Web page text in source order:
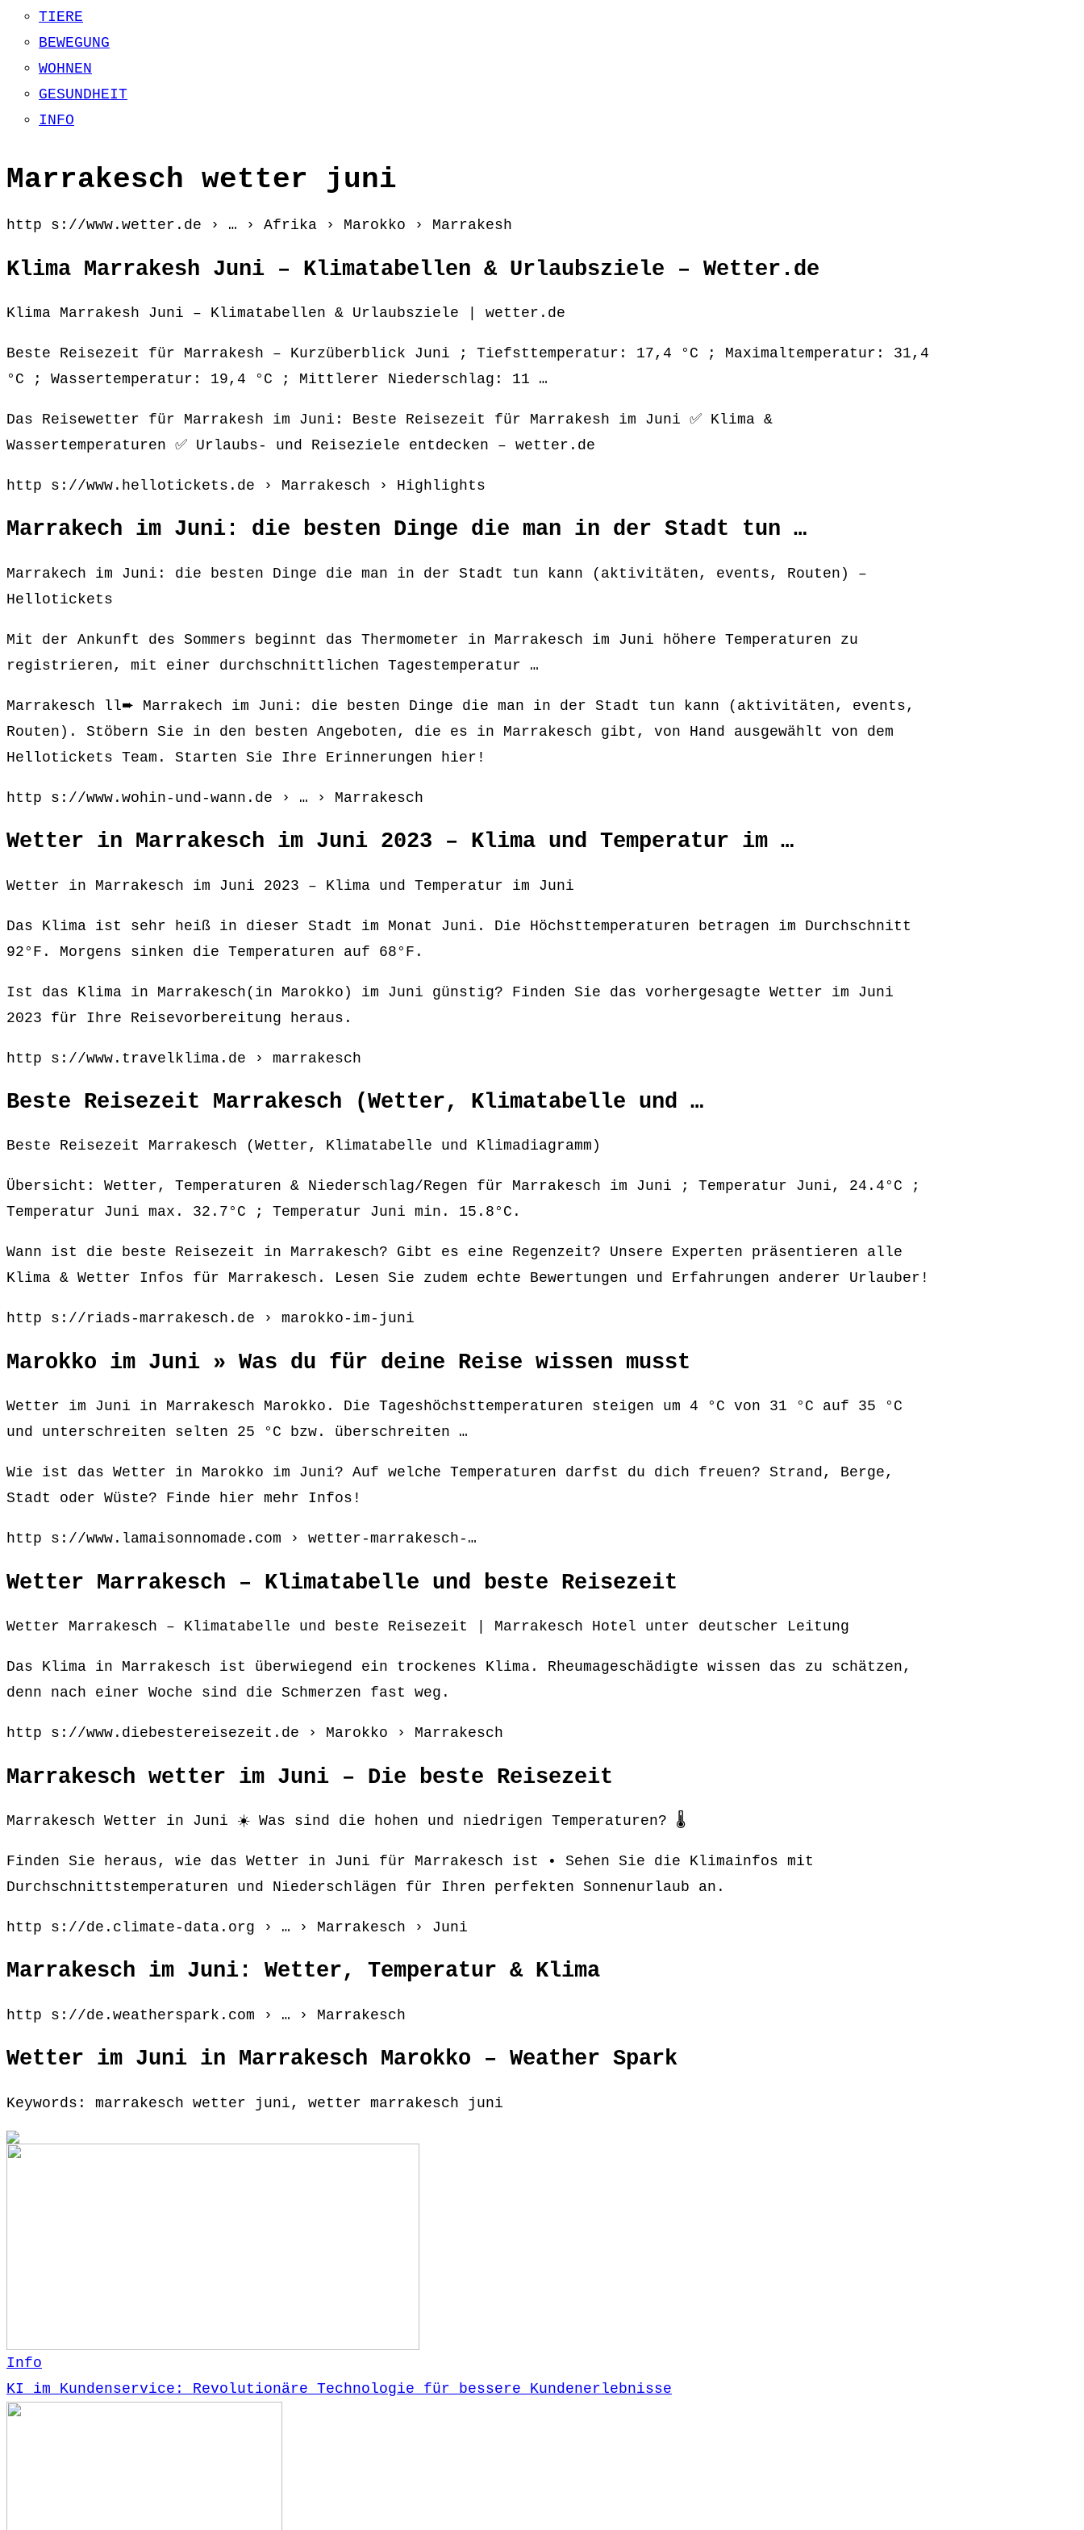
TIERE
BEWEGUNG
WOHNEN
GESUNDHEIT
INFO
Marrakesch wetter juni
http s://www.wetter.de › … › Afrika › Marokko › Marrakesh
Klima Marrakesh Juni – Klimatabellen & Urlaubsziele – Wetter.de
Klima Marrakesh Juni – Klimatabellen & Urlaubsziele | wetter.de
Beste Reisezeit für Marrakesh – Kurzüberblick Juni ; Tiefsttemperatur: 17,4 °C ; Maximaltemperatur: 31,4
°C ; Wassertemperatur: 19,4 °C ; Mittlerer Niederschlag: 11 …
Das Reisewetter für Marrakesh im Juni: Beste Reisezeit für Marrakesh im Juni ✅ Klima &
Wassertemperaturen ✅ Urlaubs- und Reiseziele entdecken – wetter.de
http s://www.hellotickets.de › Marrakesch › Highlights
Marrakech im Juni: die besten Dinge die man in der Stadt tun …
Marrakech im Juni: die besten Dinge die man in der Stadt tun kann (aktivitäten, events, Routen) –
Hellotickets
Mit der Ankunft des Sommers beginnt das Thermometer in Marrakesch im Juni höhere Temperaturen zu
registrieren, mit einer durchschnittlichen Tagestemperatur …
Marrakesch ll➨ Marrakech im Juni: die besten Dinge die man in der Stadt tun kann (aktivitäten, events,
Routen). Stöbern Sie in den besten Angeboten, die es in Marrakesch gibt, von Hand ausgewählt von dem
Hellotickets Team. Starten Sie Ihre Erinnerungen hier!
http s://www.wohin-und-wann.de › … › Marrakesch
Wetter in Marrakesch im Juni 2023 – Klima und Temperatur im …
Wetter in Marrakesch im Juni 2023 – Klima und Temperatur im Juni
Das Klima ist sehr heiß in dieser Stadt im Monat Juni. Die Höchsttemperaturen betragen im Durchschnitt
92°F. Morgens sinken die Temperaturen auf 68°F.
Ist das Klima in Marrakesch(in Marokko) im Juni günstig? Finden Sie das vorhergesagte Wetter im Juni
2023 für Ihre Reisevorbereitung heraus.
http s://www.travelklima.de › marrakesch
Beste Reisezeit Marrakesch (Wetter, Klimatabelle und …
Beste Reisezeit Marrakesch (Wetter, Klimatabelle und Klimadiagramm)
Übersicht: Wetter, Temperaturen & Niederschlag/Regen für Marrakesch im Juni ; Temperatur Juni, 24.4°C ;
Temperatur Juni max. 32.7°C ; Temperatur Juni min. 15.8°C.
Wann ist die beste Reisezeit in Marrakesch? Gibt es eine Regenzeit? Unsere Experten präsentieren alle
Klima & Wetter Infos für Marrakesch. Lesen Sie zudem echte Bewertungen und Erfahrungen anderer Urlauber!
http s://riads-marrakesch.de › marokko-im-juni
Marokko im Juni » Was du für deine Reise wissen musst
Wetter im Juni in Marrakesch Marokko. Die Tageshöchsttemperaturen steigen um 4 °C von 31 °C auf 35 °C
und unterschreiten selten 25 °C bzw. überschreiten …
Wie ist das Wetter in Marokko im Juni? Auf welche Temperaturen darfst du dich freuen? Strand, Berge,
Stadt oder Wüste? Finde hier mehr Infos!
http s://www.lamaisonnomade.com › wetter-marrakesch-…
Wetter Marrakesch – Klimatabelle und beste Reisezeit
Wetter Marrakesch – Klimatabelle und beste Reisezeit | Marrakesch Hotel unter deutscher Leitung
Das Klima in Marrakesch ist überwiegend ein trockenes Klima. Rheumageschädigte wissen das zu schätzen,
denn nach einer Woche sind die Schmerzen fast weg.
http s://www.diebestereisezeit.de › Marokko › Marrakesch
Marrakesch wetter im Juni – Die beste Reisezeit
Marrakesch Wetter in Juni ☀️ Was sind die hohen und niedrigen Temperaturen? 🌡️
Finden Sie heraus, wie das Wetter in Juni für Marrakesch ist • Sehen Sie die Klimainfos mit
Durchschnittstemperaturen und Niederschlägen für Ihren perfekten Sonnenurlaub an.
http s://de.climate-data.org › … › Marrakesch › Juni
Marrakesch im Juni: Wetter, Temperatur & Klima
http s://de.weatherspark.com › … › Marrakesch
Wetter im Juni in Marrakesch Marokko – Weather Spark
Keywords: marrakesch wetter juni, wetter marrakesch juni
Info
KI im Kundenservice: Revolutionäre Technologie für bessere Kundenerlebnisse